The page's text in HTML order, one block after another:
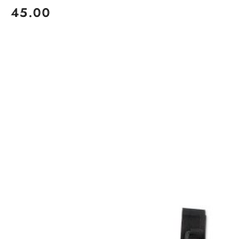
Cena:
45.00